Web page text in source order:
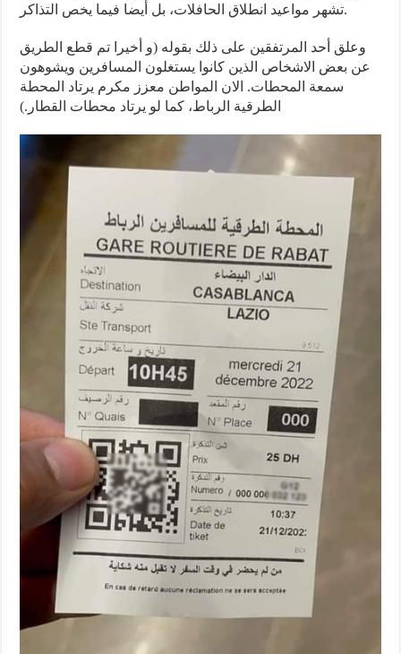
تشهر مواعيد انطلاق الحافلات، بل أيضا فيما يخص التذاكر.
وعلق أحد المرتفقين على ذلك بقوله (و أخيرا تم قطع الطريق
عن بعض الاشخاص الذين كانوا يستغلون المسافرين ويشوهون
سمعة المحطات. الان المواطن معزز مكرم يرتاد المحطة
الطرقية الرباط، كما لو يرتاد محطات القطار.)